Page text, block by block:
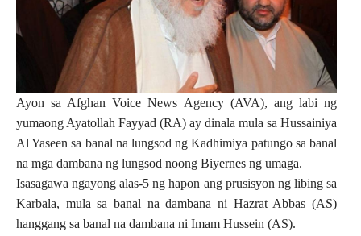
Ayon sa Afghan Voice News Agency (AVA), ang labi ng
yumaong Ayatollah Fayyad (RA) ay dinala mula sa Hussainiya
Al Yaseen sa banal na lungsod ng Kadhimiya patungo sa banal
na mga dambana ng lungsod noong Biyernes ng umaga.
Isasagawa ngayong alas-5 ng hapon ang prusisyon ng libing sa
Karbala, mula sa banal na dambana ni Hazrat Abbas (AS)
hanggang sa banal na dambana ni Imam Hussein (AS).